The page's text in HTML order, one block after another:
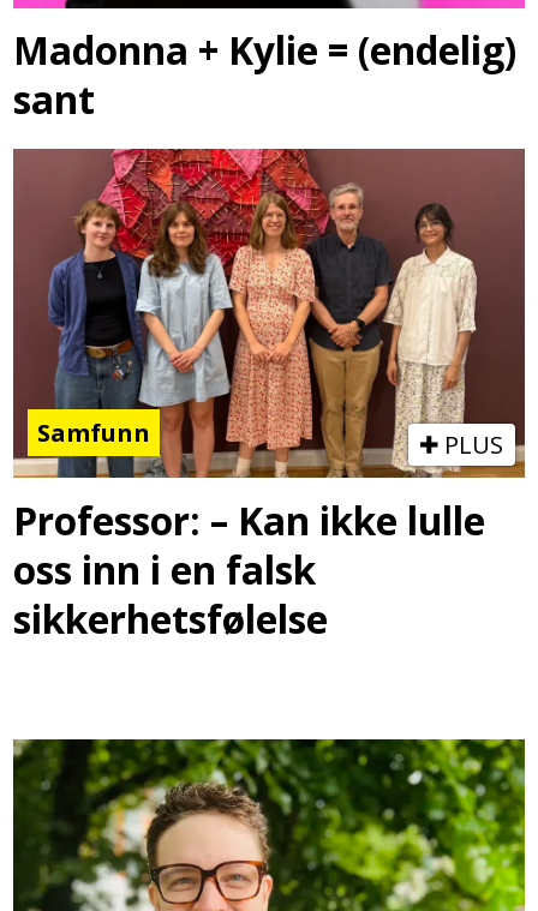
Madonna + Kylie = (endelig)
sant
Samfunn PLUS
Professor: – Kan ikke lulle
oss inn i en falsk
sikkerhetsfølelse